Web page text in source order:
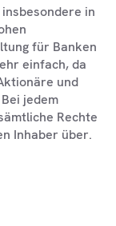
in
für Banken
einfach, da
und
jedem
Rechte
Inhaber über.